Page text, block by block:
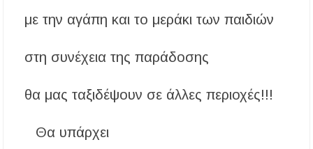
με την αγάπη και το μεράκι των παιδιών
στη συνέχεια της παράδοσης
θα μας ταξιδέψουν σε άλλες περιοχές!!!
Θα υπάρχει